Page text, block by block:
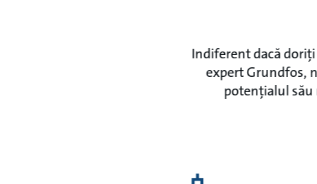
Indiferent dacă
expert Grundfos,
potențialul său